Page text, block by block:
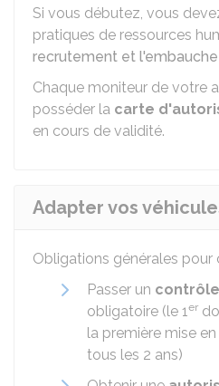
Si vous débutez, vous
pratiques de ressources
recrutement et l'embauche
Chaque moniteur de votre
posséder la carte
en cours de validité.
Adapter vos
Obligations générales pour
Passer un
obligatoire (le 1er
la première mise
tous les 2 ans)